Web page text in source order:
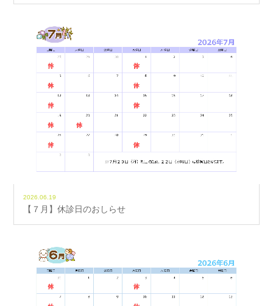
2026.06.19
【７月】休診日のおしらせ